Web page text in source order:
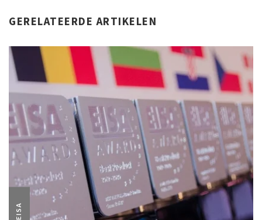
GERELATEERDE ARTIKELEN
EISA